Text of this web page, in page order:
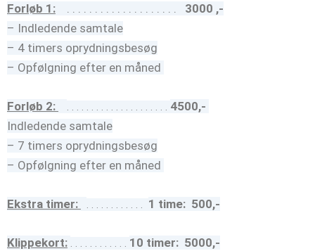
Forløb 1:
3000 ,-
– Indledende samtale
– 4 timers oprydningsbesøg
– Opfølgning efter en måned
Forløb 2: . . . . . . . . . . . . . . . . . . . . . 4500,-
Indledende samtale
– 7 timers oprydningsbesøg
– Opfølgning efter en måned
Ekstra timer: . . . . . . . . . . . . 1 time: 500,-
Klippekort: . . . . . . . . . . . . 10 timer: 5000,-